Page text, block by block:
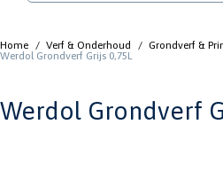
Home / Verf & Onderhoud / Grondverf &
Werdol Grondverf Grijs 0,75L
Werdol Grondverf